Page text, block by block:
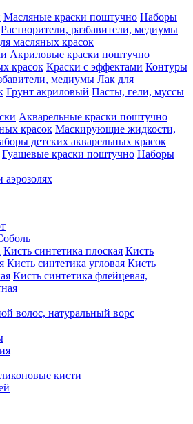
Масляные краски поштучно Наборы
Растворители, разбавители, медиумы
масляных красок
Акриловые краски поштучно
красок Краски с эффектами Контуры
медиумы Лак для
Грунт акриловый Пасты, гели, муссы
Акварельные краски поштучно
красок Маскирующие жидкости,
детских акварельных красок
Гуашевые краски поштучно Наборы
аэрозолях
Кисть синтетика плоская Кисть
Кисть синтетика угловая Кисть
Кисть синтетика флейцевая,
волос, натуральный ворс
кисти